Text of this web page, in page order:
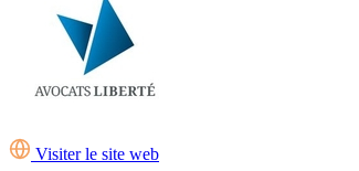
Visiter le site web